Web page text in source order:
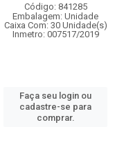
Código: 841285
Embalagem: Unidade
Caixa Com: 30 Unidade(s)
Inmetro: 007517/2019
Faça seu login ou
cadastre-se para
comprar.